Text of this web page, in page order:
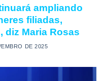
ampliando
filiadas,
diz Maria Rosas
DE 2025